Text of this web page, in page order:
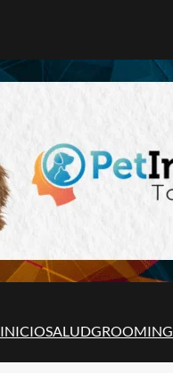
INICIOSALUDGROOMING